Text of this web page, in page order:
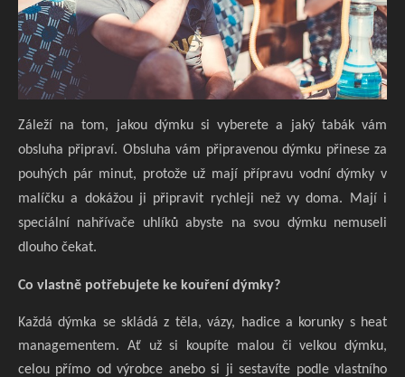
Záleží na tom, jakou dýmku si vyberete a jaký tabák vám
obsluha připraví. Obsluha vám připravenou dýmku přinese za
pouhých pár minut, protože už mají přípravu vodní dýmky v
malíčku a dokážou ji připravit rychleji než vy doma. Mají i
speciální nahřívače uhlíků abyste na svou dýmku nemuseli
dlouho čekat.
Co vlastně potřebujete ke kouření dýmky?
Každá dýmka se skládá z těla, vázy, hadice a korunky s heat
managementem. Ať už si koupíte malou či velkou dýmku,
celou přímo od výrobce anebo si ji sestavíte podle vlastního